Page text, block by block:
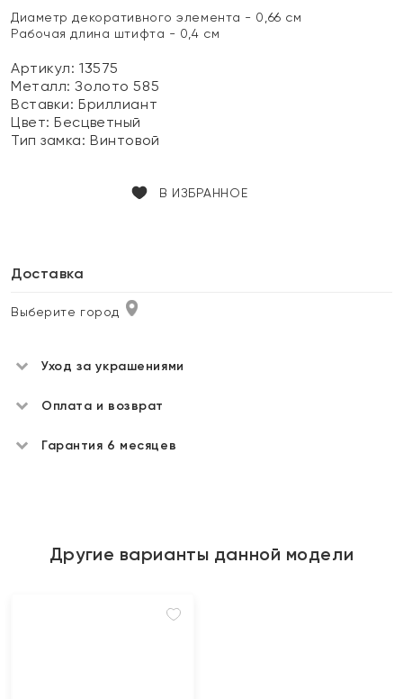
Диаметр декоративного элемента - 0,66 см
Рабочая длина штифта - 0,4 см
Артикул: 13575
Металл:Золото 585
Вставки:Бриллиант
Цвет:Бесцветный
Тип замка:Винтовой
В ИЗБРАННОЕ
Доставка
Выберите город
Уход за украшениями
Оплата и возврат
Гарантия 6 месяцев
Другие варианты данной модели